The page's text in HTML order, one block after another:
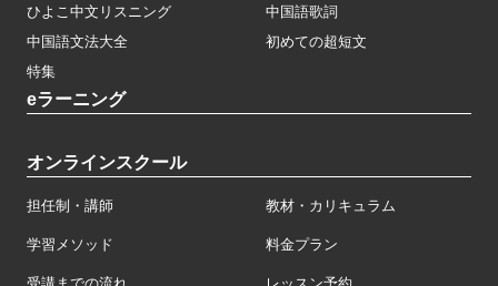
ひよこ中文リスニング
中国語歌詞
中国語文法大全
初めての超短文
特集
eラーニング
オンラインスクール
担任制・講師 教材・カリキュラム
学習メソッド 料金プラン